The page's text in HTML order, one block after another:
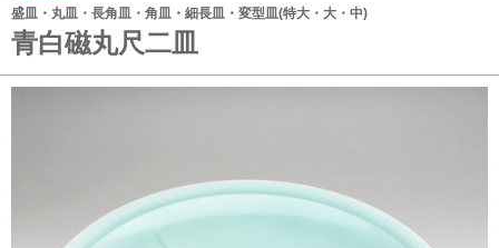
盛皿・丸皿・長角皿・角皿・細長皿・変型皿(特大・大・中)
青白磁丸尺二皿